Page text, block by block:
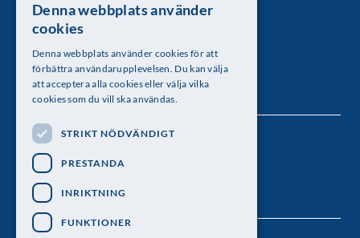
Kungl. Vetenskapsakademien
Besöksadress: Lilla Frescativägen 4A
Telefon: 08-673 95 00
Följ oss
SWEDISH
Denna webbplats använder
cookies
Denna webbplats använder cookies för att
förbättra användarupplevelsen. Du kan välja
att acceptera alla cookies eller välja vilka
cookies som du vill ska användas.
STRIKT NÖDVÄNDIGT
PRESTANDA
INRIKTNING
FUNKTIONER